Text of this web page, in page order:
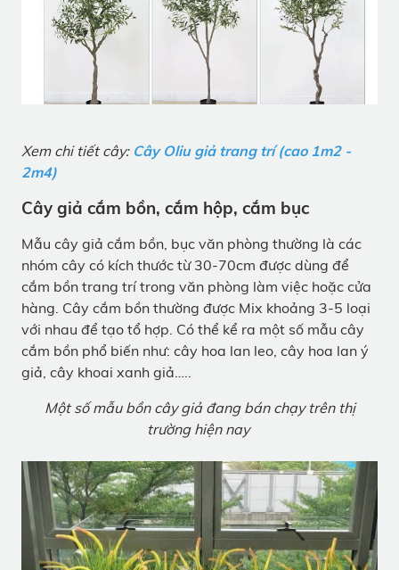
Xem chi tiết cây: Cây Oliu giả trang trí (cao 1m2 -
2m4)
Cây giả cắm bồn, cắm hộp, cắm bục
Mẫu cây giả cắm bồn, bục văn phòng thường là các
nhóm cây có kích thước từ 30-70cm được dùng để
cắm bồn trang trí trong văn phòng làm việc hoặc cửa
hàng. Cây cắm bồn thường được Mix khoảng 3-5 loại
với nhau để tạo tổ hợp. Có thể kể ra một số mẫu cây
cắm bồn phổ biến như: cây hoa lan leo, cây hoa lan ý
giả, cây khoai xanh giả…..
Một số mẫu bồn cây giả đang bán chạy trên thị
trường hiện nay